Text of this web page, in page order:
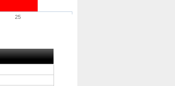
25